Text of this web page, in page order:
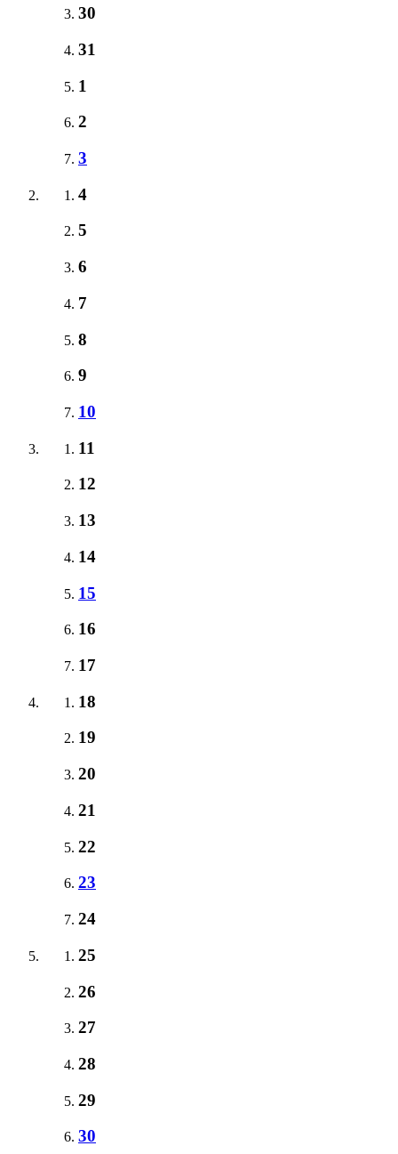
30
31
1
2
3
4
5
6
7
8
9
10
11
12
13
14
15
16
17
18
19
20
21
22
23
24
25
26
27
28
29
30